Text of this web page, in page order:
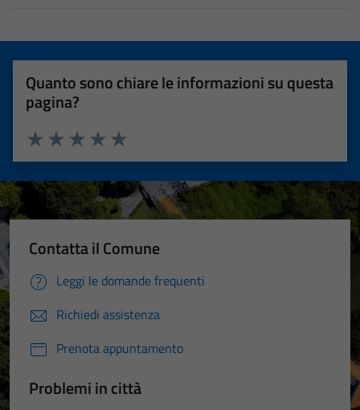
Quanto sono chiare le informazioni su questa
pagina?
Valuta 5 stelle su 5
Valuta 4 stelle su 5
Valuta 3 stelle su 5
Valuta 2 stelle su 5
Valuta 1 stelle su 5
Contatta il Comune
Leggi le domande frequenti
Richiedi assistenza
Prenota appuntamento
Problemi in città